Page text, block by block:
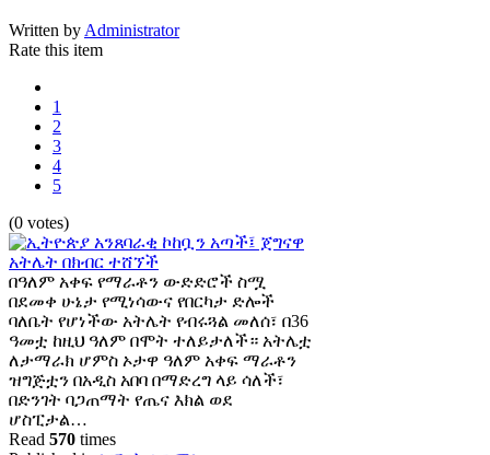
Written by Administrator
Rate this item
1
2
3
4
5
(0 votes)
በዓለም አቀፍ የማራቶን ውድድሮች ስሟ
በደመቀ ሁኔታ የሚነሳውና የበርካታ ድሎች
ባለቤት የሆነችው አትሌት የብሩጓል መለሰ፣ በ36
ዓመቷ ከዚህ ዓለም በሞት ተለይታለች። አትሌቷ
ለታማራክ ሆምስ ኦታዋ ዓለም አቀፍ ማራቶን
ዝግጅቷን በአዲስ አበባ በማድረግ ላይ ሳለች፣
በድንገት ባጋጠማት የጤና እክል ወደ
ሆስፒታል…
Read 570 times